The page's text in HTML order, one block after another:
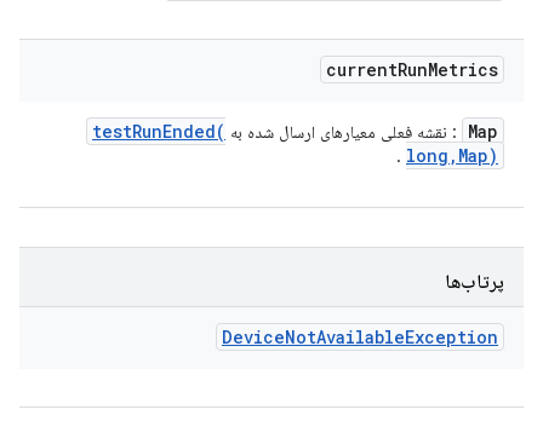
currentRunMetrics
Map : نقشه فعلی معیارهای ارسال شده به testRunEnded(
long , Map)
.
پرتاب‌ها
DeviceNotAvailableException